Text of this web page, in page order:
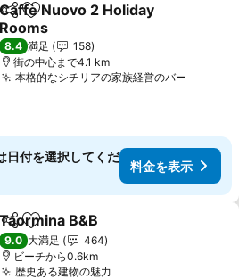
シェアお気に入りに追加
Caffè Nuovo 2 Holiday
Rooms
料金を表示
8.4 満足
158
街の中心まで4.1 km
本格的なシチリアの家族経営のバー
日付を選択してくだ
料金を表示
シェアお気に入りに追加
Taormina B&B
9.0 大満足
464
ビーチから0.6km
歴史ある建物の魅力